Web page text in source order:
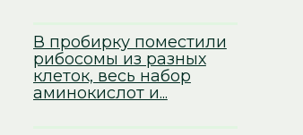
В пробирку поместили
рибосомы из разных
клеток, весь набор
аминокислот и...